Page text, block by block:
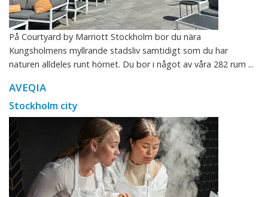
På Courtyard by Marriott Stockholm bor du nära
Kungsholmens myllrande stadsliv samtidigt som du har
naturen alldeles runt hörnet. Du bor i något av våra 282 rum ...
AVEQIA
Stockholm city